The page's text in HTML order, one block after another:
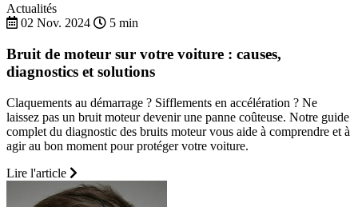
Actualités
02 Nov. 2024
5 min
Bruit de moteur sur votre voiture : causes,
diagnostics et solutions
Claquements au démarrage ? Sifflements en accélération ? Ne
laissez pas un bruit moteur devenir une panne coûteuse. Notre guide
complet du diagnostic des bruits moteur vous aide à comprendre et à
agir au bon moment pour protéger votre voiture.
Lire l'article